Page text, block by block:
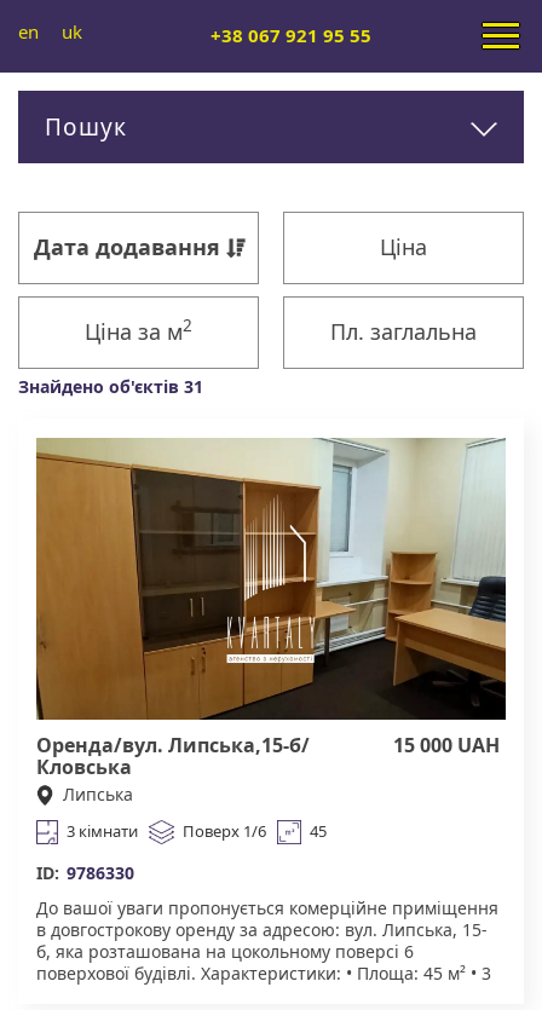
en uk +38 067 921 95 55
Пошук
Дата додавання Ціна
Ціна за м2 Пл. заглальна
Знайдено об'єктів 31
Оренда/вул. Липська,15-б/
Кловська
15 000 UAH
Липська
3 кімнати Поверх 1/6 45
ID: 9786330
До вашої уваги пропонується комерційне приміщення
в довгострокову оренду за адресою: вул. Липська, 15-
б, яка розташована на цокольному поверсі 6
поверхової будівлі. Характеристики: • Площа: 45 м² • 3